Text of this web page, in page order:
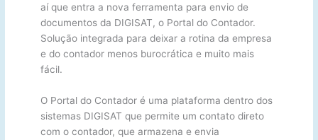
aí que entra a nova ferramenta para envio de
documentos da DIGISAT, o Portal do Contador.
Solução integrada para deixar a rotina da empresa
e do contador menos burocrática e muito mais
fácil.
O Portal do Contador é uma plataforma dentro dos
sistemas DIGISAT que permite um contato direto
com o contador, que armazena e envia